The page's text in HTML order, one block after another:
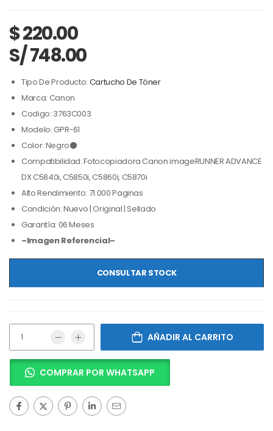
$220.00
S/ 748.00
Tipo De Producto: Cartucho De Tóner
Marca: Canon
Codigo: 3763C003
Modelo: GPR-61
Color: Negro⚫
Compatibilidad: Fotocopiadora Canon imageRUNNER ADVANCE
DX C5840i, C5850i, C5860i, C5870i
Alto Rendimiento: 71.000 Paginas
Condición: Nuevo | Original | Sellado
Garantía: 06 Meses
–Imagen Referencial–
CONSULTAR STOCK
AÑADIR AL CARRITO
COMPRAR POR WHATSAPP